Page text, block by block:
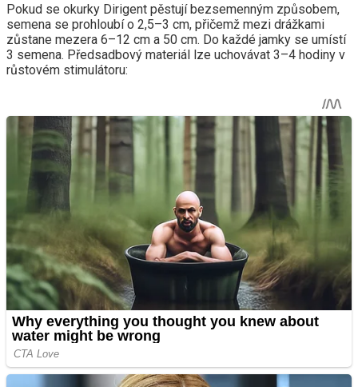
Pokud se okurky Dirigent pěstují bezsemenným způsobem,
semena se prohloubí o 2,5–3 cm, přičemž mezi drážkami
zůstane mezera 6–12 cm a 50 cm. Do každé jamky se umístí
3 semena. Předsadbový materiál lze uchovávat 3–4 hodiny v
růstovém stimulátoru: